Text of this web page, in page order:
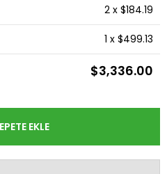
2 x $184.19
1 x $499.13
$3,336.00